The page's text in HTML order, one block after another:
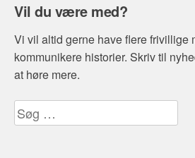
Vil du være med?
Vi vil altid gerne have flere frivillige
kommunikere historier. Skriv til
at høre mere.
Søg
efter: